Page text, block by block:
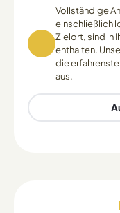
Vollständige
einschließlich
Zielort, sind in
enthalten.
die
aus.